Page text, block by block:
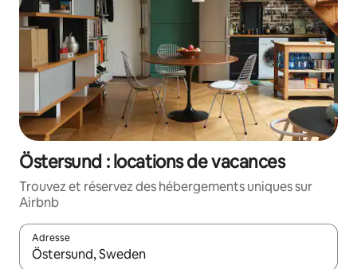
Östersund : locations de vacances
Trouvez et réservez des hébergements uniques sur
Airbnb
Adresse
Lorsque les résultats s'affichent, utilisez les flèches vers le